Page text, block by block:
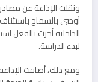
ونقلت الإذاعة عن
أوصى بالسماح
الداخلية أجرت بالفعل
لبدء الدراسة.
ومع ذلك، أضافت